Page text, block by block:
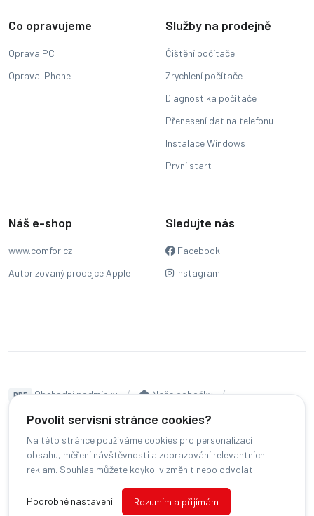
Povolit servisní stránce cookies?
Na této stránce používáme cookies pro personalizaci
obsahu, měření návštěvnosti a zobrazování relevantních
reklam. Souhlas můžete kdykoliv změnit nebo odvolat.
Podrobné nastavení Rozumím a přijímám
Co opravujeme
Oprava PC
Oprava iPhone
Služby na prodejně
Čištění počítače
Zrychlení počítače
Diagnostika počítače
Přenesení dat na telefonu
Instalace Windows
První start
Náš e-shop
www.comfor.cz
Autorizovaný prodejce Apple
Sledujte nás
Facebook
Instagram
PDF Obchodní podmínky
Naše pobočky
Čeština
Všechna práva vyhrazena.
Změnit preference cookies